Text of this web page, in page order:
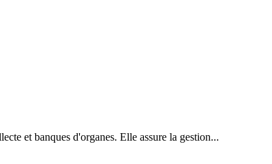
et banques d'organes. Elle assure la gestion...